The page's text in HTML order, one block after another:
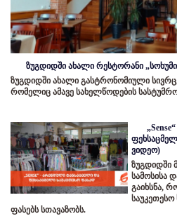
ზუგდიდში ახალი რესტორანი
ზუგდიდში ახალი გასტრონომიული სივრცე
რომელიც ამავე სახელწოდების
ვიდეო)
ზუგდიდში
სამოსისა
გაიხსნა,
ფასებს სთავაზობს.